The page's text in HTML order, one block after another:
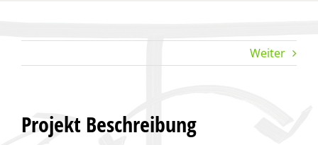
Weiter
Projekt Beschreibung